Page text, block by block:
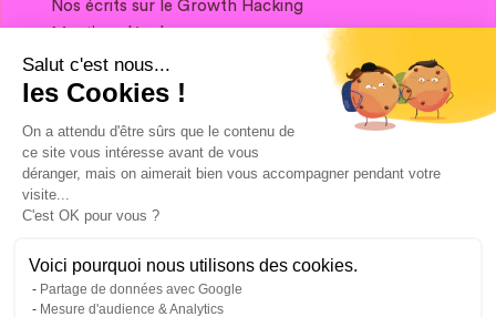
Nos écrits sur le Growth Hacking
Si vous souhaitez garder contact, et obtenir
un condensé de Growth Marketing chaque
semaine, ça se passe juste ici 👇
Salut c'est nous...
les Cookies !
On a attendu d'être sûrs que le contenu de
ce site vous intéresse avant de vous
déranger, mais on aimerait bien vous accompagner pendant votre
visite...
C'est OK pour vous ?
Voici pourquoi nous utilisons des cookies.
Partage de données avec Google
Mesure d'audience & Analytics